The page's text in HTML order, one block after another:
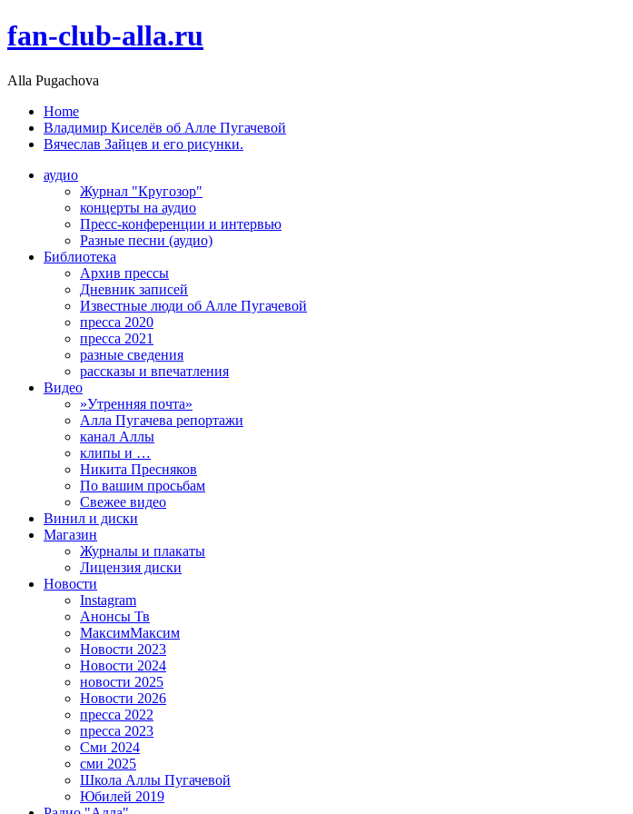
fan-club-alla.ru
Alla Pugachova
Home
Владимир Киселёв об Алле Пугачевой
Вячеслав Зайцев и его рисунки.
аудио
Журнал "Кругозор"
концерты на аудио
Пресс-конференции и интервью
Разные песни (аудио)
Библиотека
Архив прессы
Дневник записей
Известные люди об Алле Пугачевой
пресса 2020
пресса 2021
разные сведения
рассказы и впечатления
Видео
»Утренняя почта»
Алла Пугачева репортажи
канал Аллы
клипы и …
Никита Пресняков
По вашим просьбам
Свежее видео
Винил и диски
Магазин
Журналы и плакаты
Лицензия диски
Новости
Instagram
Анонсы Тв
МаксимМаксим
Новости 2023
Новости 2024
новости 2025
Новости 2026
пресса 2022
пресса 2023
Сми 2024
сми 2025
Школа Аллы Пугачевой
Юбилей 2019